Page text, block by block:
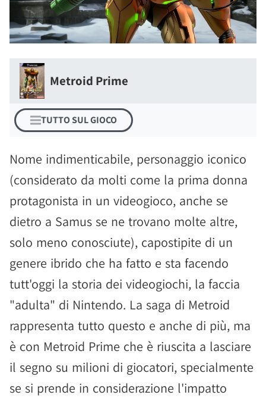
Metroid Prime
TUTTO SUL GIOCO
Nome indimenticabile, personaggio iconico
(considerato da molti come la prima donna
protagonista in un videogioco, anche se
dietro a Samus se ne trovano molte altre,
solo meno conosciute), capostipite di un
genere ibrido che ha fatto e sta facendo
tutt'oggi la storia dei videogiochi, la faccia
"adulta" di Nintendo. La saga di Metroid
rappresenta tutto questo e anche di più, ma
è con Metroid Prime che è riuscita a lasciare
il segno su milioni di giocatori, specialmente
se si prende in considerazione l'impatto